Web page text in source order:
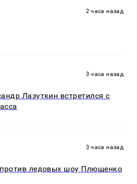
2 часа назад
3 часа назад
Лазуткин встретился с
3 часа назад
ледовых шоу Плющенко